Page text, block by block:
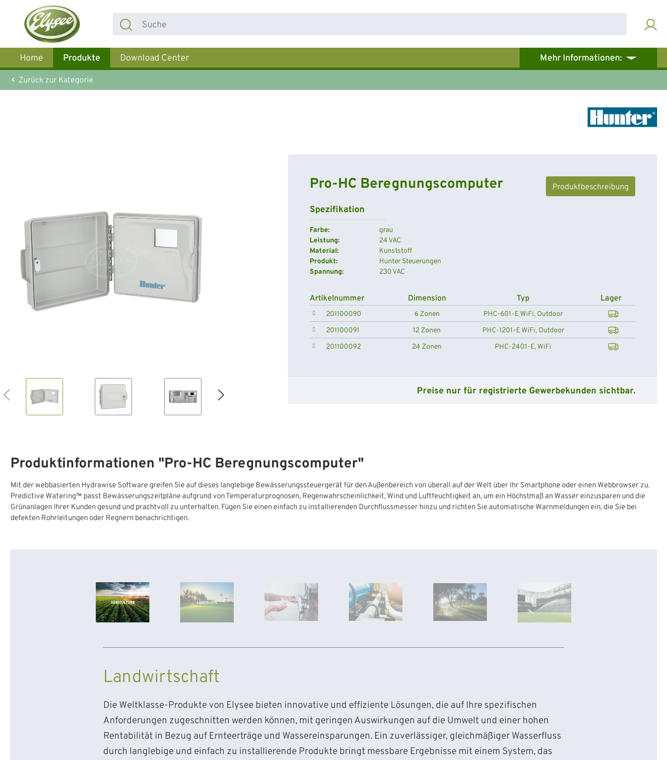
Hauptinhalt springen
Zur Suche springen
Zur Hauptnavigation springen
Home Produkte Download Center Mehr Informationen:
Zurück zur Kategorie
Pro-HC Beregnungscomputer Produktbeschreibung
Spezifikation
Farbe:
grau
Leistung:
24 VAC
Material:
Kunststoff
Produkt:
Hunter Steuerungen
Spannung:
230 VAC
Artikelnummer Dimension Typ Lager
201100090 6 Zonen
PHC-601-E WiFi, Outdoor
201100091
12 Zonen
PHC-1201-E WiFi, Outdoor
201100092
24 Zonen PHC-2401-E, WiFi
Preise nur für registrierte Gewerbekunden sichtbar.
Produktinformationen "Pro-HC Beregnungscomputer"
Mit der webbasierten Hydrawise Software greifen Sie auf dieses langlebige Bewässerungssteuergerät für den Außenbereich von überall auf der Welt über Ihr Smartphone oder einen Webbrowser zu.
Predictive Watering™ passt Bewässerungszeitpläne aufgrund von Temperaturprognosen, Regenwahrscheinlichkeit, Wind und Luftfeuchtigkeit an, um ein Höchstmaß an Wasser einzusparen und die
Grünanlagen Ihrer Kunden gesund und prachtvoll zu unterhalten. Fügen Sie einen einfach zu installierenden Durchflussmesser hinzu und richten Sie automatische Warnmeldungen ein, die Sie bei
defekten Rohrleitungen oder Regnern benachrichtigen.
Landwirtschaft
Die Weltklasse-Produkte von Elysee bieten innovative und effiziente Lösungen, die auf Ihre spezifischen
Anforderungen zugeschnitten werden können, mit geringen Auswirkungen auf die Umwelt und einer hohen
Rentabilität in Bezug auf Ernteerträge und Wassereinsparungen. Ein zuverlässiger, gleichmäßiger Wasserfluss
durch langlebige und einfach zu installierende Produkte bringt messbare Ergebnisse mit einem System, das